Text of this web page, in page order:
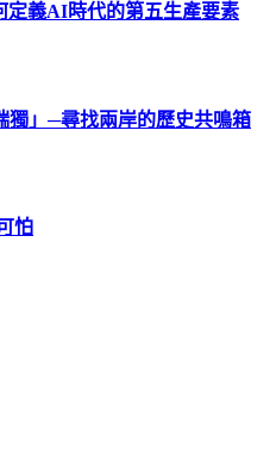
義AI時代的第五生產要素
獨」─尋找兩岸的歷史共鳴箱
怕